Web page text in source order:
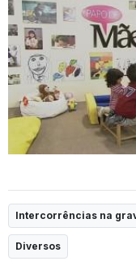
Intercorrências na
Diversos